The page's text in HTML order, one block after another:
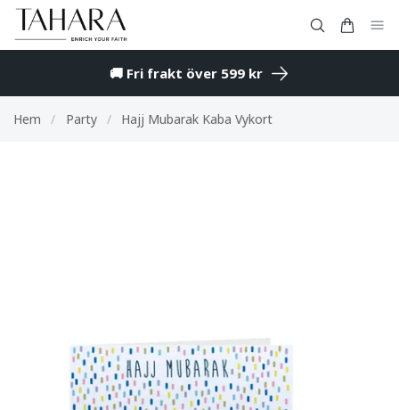
🚚 Fri frakt över 599 kr
Hem / Party / Hajj Mubarak Kaba Vykort